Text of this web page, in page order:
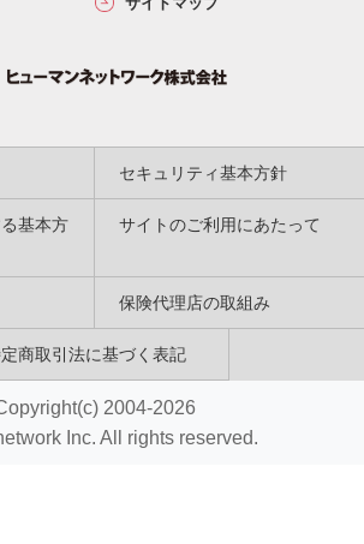
セキュリティ基本方針
基本方
サイトのご利用にあたって
保険代理店の取組み
商取引法に基づく表記
2004-2026
Inc. All rights reserved.